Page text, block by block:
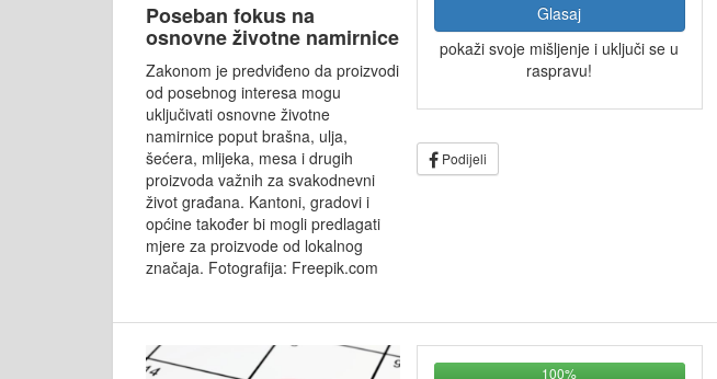
Poseban fokus na
osnovne životne namirnice
Zakonom je predviđeno da proizvodi
od posebnog interesa mogu
uključivati osnovne životne
namirnice poput brašna, ulja,
šećera, mlijeka, mesa i drugih
proizvoda važnih za svakodnevni
život građana. Kantoni, gradovi i
općine također bi mogli predlagati
mjere za proizvode od lokalnog
značaja. Fotografija: Freepik.com
Glasaj
pokaži svoje mišljenje i uključi se u
raspravu!
Podijeli
100%